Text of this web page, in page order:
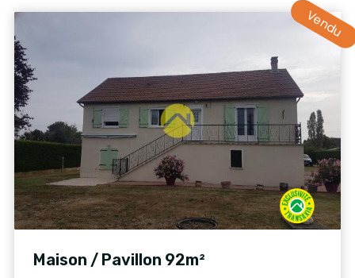
Vendu
Maison / Pavillon 92m²